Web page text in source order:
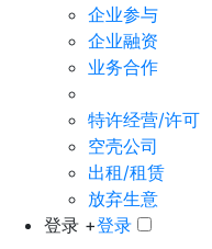
企业参与
企业融资
业务合作
特许经营/许可
空壳公司
出租/租赁
放弃生意
登录 +登录